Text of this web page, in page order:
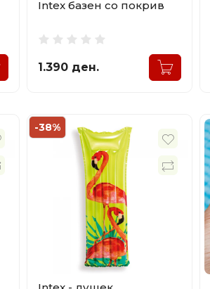
Intex базен со покрив
1.390 ден.
-38%